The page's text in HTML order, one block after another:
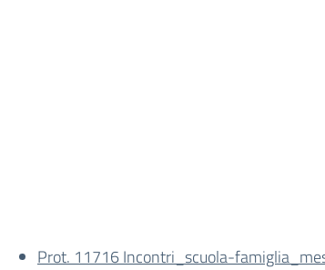
Prot. 11716 Incontri_scuola-